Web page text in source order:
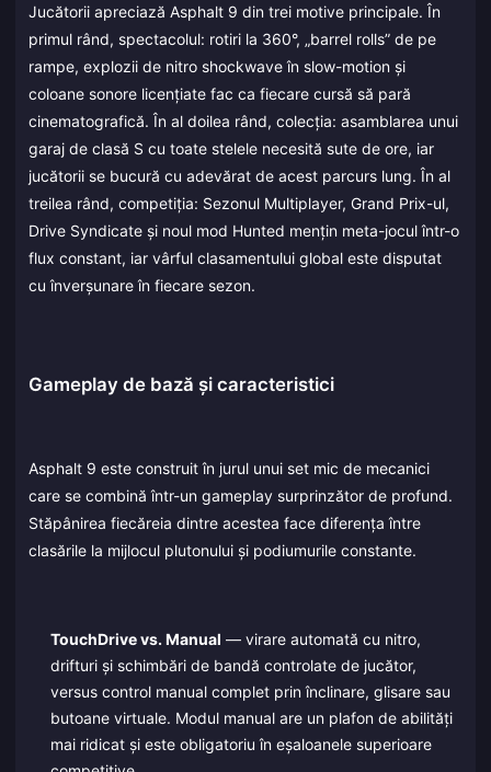
Jucătorii apreciază Asphalt 9 din trei motive principale. În
primul rând, spectacolul: rotiri la 360°, „barrel rolls” de pe
rampe, explozii de nitro shockwave în slow-motion și
coloane sonore licențiate fac ca fiecare cursă să pară
cinematografică. În al doilea rând, colecția: asamblarea unui
garaj de clasă S cu toate stelele necesită sute de ore, iar
jucătorii se bucură cu adevărat de acest parcurs lung. În al
treilea rând, competiția: Sezonul Multiplayer, Grand Prix-ul,
Drive Syndicate și noul mod Hunted mențin meta-jocul într-o
flux constant, iar vârful clasamentului global este disputat
cu înverșunare în fiecare sezon.
Gameplay de bază și caracteristici
Asphalt 9 este construit în jurul unui set mic de mecanici
care se combină într-un gameplay surprinzător de profund.
Stăpânirea fiecăreia dintre acestea face diferența între
clasările la mijlocul plutonului și podiumurile constante.
TouchDrive vs. Manual — virare automată cu nitro,
drifturi și schimbări de bandă controlate de jucător,
versus control manual complet prin înclinare, glisare sau
butoane virtuale. Modul manual are un plafon de abilități
mai ridicat și este obligatoriu în eșaloanele superioare